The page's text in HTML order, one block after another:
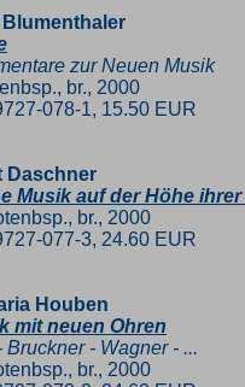
Blumenthaler
zur Neuen Musik
br., 2000
078-1, 15.50 EUR
Daschner
Musik auf der Höhe
br., 2000
077-3, 24.60 EUR
Houben
mit neuen Ohren
Bruckner - Wagner - ...
br., 2000